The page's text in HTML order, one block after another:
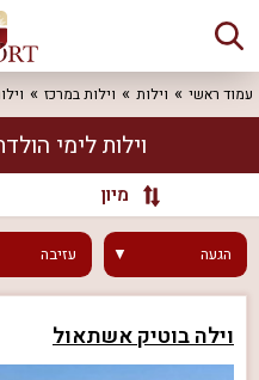
עמוד ראשי וילות וילות במרכז
וילות לימי
מיון
הגעה עזיבה
וילה בוטיק אשתאול